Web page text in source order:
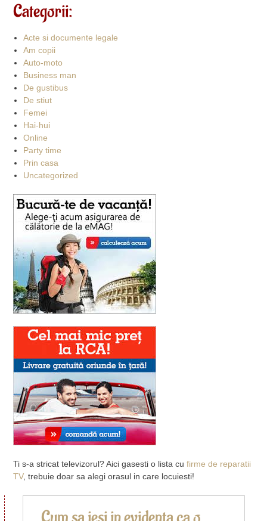
Categorii:
Acte si documente legale
Am copii
Auto-moto
Business man
De gustibus
De stiut
Femei
Hai-hui
Online
Party time
Prin casa
Uncategorized
Ti s-a stricat televizorul? Aici gasesti o lista cufirme de reparatii
TV, trebuie doar sa alegi orasul in care locuiesti!